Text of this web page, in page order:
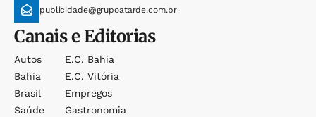
publicidade@grupoatarde.com.br
Canais e Editorias
Autos
Bahia
Brasil
Saúde
E.c. Bahia
E.c. Vitória
Empregos
Gastronomia